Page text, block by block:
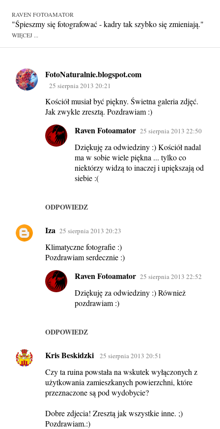
RAVEN FOTOAMATOR
"Śpieszmy się fotografować - kadry tak szybko się zmieniają."
WIĘCEJ ...
K
o
FotoNaturalnie.blogspot.com
25 sierpnia 2013 20:21
Kościół musiał być piękny. Świetna galeria zdjęć.
Jak zwykle zresztą. Pozdrawiam :)
ODPOWIEDZ
Raven Fotoamator 25 sierpnia 2013 22:50
Dziękuję za odwiedziny :) Kościół nadal
ma w sobie wiele piękna ... tylko co
niektórzy widzą to inaczej i upiększają od
siebie :(
Iza 25 sierpnia 2013 20:23
Klimatyczne fotografie :)
Pozdrawiam serdecznie :)
ODPOWIEDZ
Raven Fotoamator 25 sierpnia 2013 22:52
Dziękuję za odwiedziny :) Również
pozdrawiam :)
Kris Beskidzki 25 sierpnia 2013 20:51
Czy ta ruina powstała na wskutek wyłączonych z
użytkowania zamieszkanych powierzchni, które
przeznaczone są pod wydobycie?
Dobre zdjecia! Zresztą jak wszystkie inne. ;)
Pozdrawiam.:)